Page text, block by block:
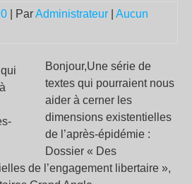
| ParAdministrateur
Aucun
Bonjour,Une série de
textes qui pourraient nous
aider à cerner les
dimensions existentielles
de l’après-épidémie :
Dossier « Des
de l’engagement libertaire »,